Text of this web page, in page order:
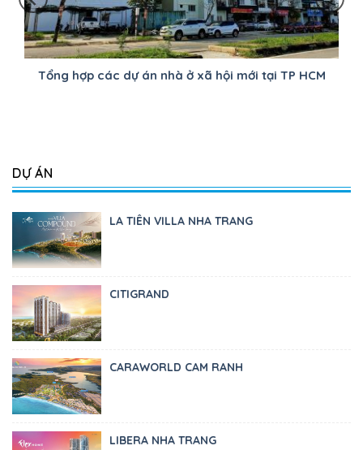
Tổng hợp các dự án nhà ở xã hội mới tại TP HCM
DỰ ÁN
LA TIÊN VILLA NHA TRANG
CITIGRAND
CARAWORLD CAM RANH
LIBERA NHA TRANG